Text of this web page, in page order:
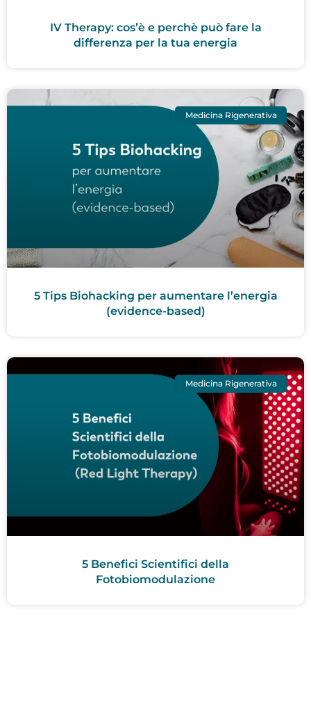
IV Therapy: cos’è e perchè può fare la
differenza per la tua energia
Medicina Rigenerativa
5 Tips Biohacking per aumentare l’energia
(evidence-based)
Medicina Rigenerativa
5 Benefici Scientifici della
Fotobiomodulazione